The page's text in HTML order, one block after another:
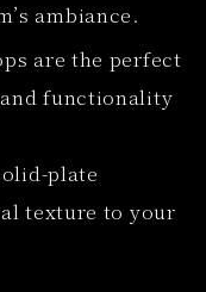
ambiance.
are the perfect
functionality
plate
texture to your